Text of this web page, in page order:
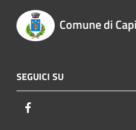
Comune di
SEGUICI SU